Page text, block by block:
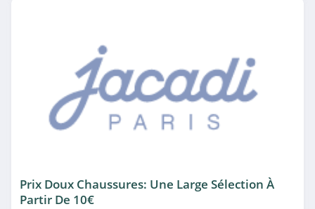
Prix Doux Chaussures: Une Large Sélection À
Partir De 10€